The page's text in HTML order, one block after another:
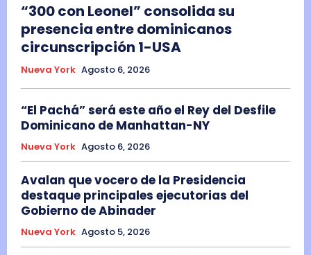
“300 con Leonel” consolida su
presencia entre dominicanos
circunscripción 1-USA
Nueva York Agosto 6, 2026
“El Pachá” será este año el Rey del Desfile
Dominicano de Manhattan-NY
Nueva York Agosto 6, 2026
Avalan que vocero de la Presidencia
destaque principales ejecutorias del
Gobierno de Abinader
Nueva York Agosto 5, 2026